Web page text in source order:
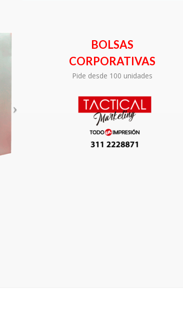
BOLSAS
CORPORATIVAS
Pide desde 100 unidades